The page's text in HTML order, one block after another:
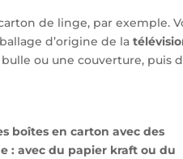
de linge, par exemple.
d’origine de la
ou une couverture, puis
boîtes en carton avec des
: avec du papier kraft ou du